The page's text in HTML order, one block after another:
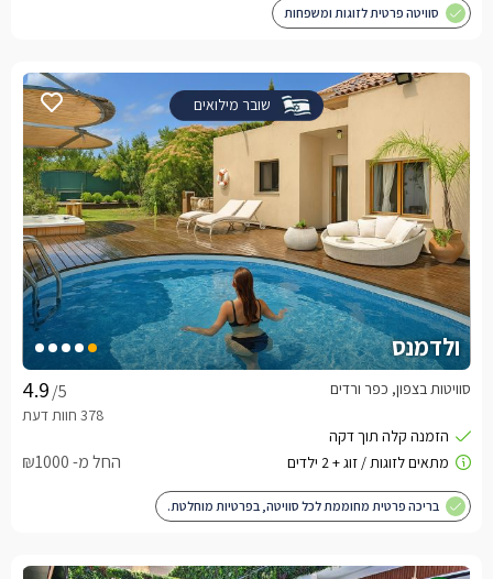
סוויטה פרטית לזוגות ומשפחות
שובר מילואים
ולדמנס
/5 סוויטות בצפון, כפר ורדים
החל מ- ₪1000
בריכה פרטית מחוממת לכל סוויטה, בפרטיות מוחלטת.